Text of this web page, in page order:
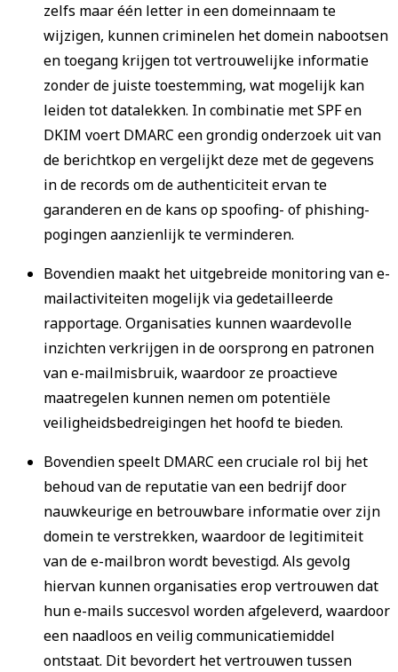
zelfs maar één letter in een domeinnaam te
wijzigen, kunnen criminelen het domein nabootsen
en toegang krijgen tot vertrouwelijke informatie
zonder de juiste toestemming, wat mogelijk kan
leiden tot datalekken. In combinatie met SPF en
DKIM voert DMARC een grondig onderzoek uit van
de berichtkop en vergelijkt deze met de gegevens
in de records om de authenticiteit ervan te
garanderen en de kans op spoofing- of phishing-
pogingen aanzienlijk te verminderen.
Bovendien maakt het uitgebreide monitoring van e-
mailactiviteiten mogelijk via gedetailleerde
rapportage. Organisaties kunnen waardevolle
inzichten verkrijgen in de oorsprong en patronen
van e-mailmisbruik, waardoor ze proactieve
maatregelen kunnen nemen om potentiële
veiligheidsbedreigingen het hoofd te bieden.
Bovendien speelt DMARC een cruciale rol bij het
behoud van de reputatie van een bedrijf door
nauwkeurige en betrouwbare informatie over zijn
domein te verstrekken, waardoor de legitimiteit
van de e-mailbron wordt bevestigd. Als gevolg
hiervan kunnen organisaties erop vertrouwen dat
hun e-mails succesvol worden afgeleverd, waardoor
een naadloos en veilig communicatiemiddel
ontstaat. Dit bevordert het vertrouwen tussen